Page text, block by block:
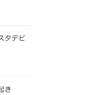
タデビ
き